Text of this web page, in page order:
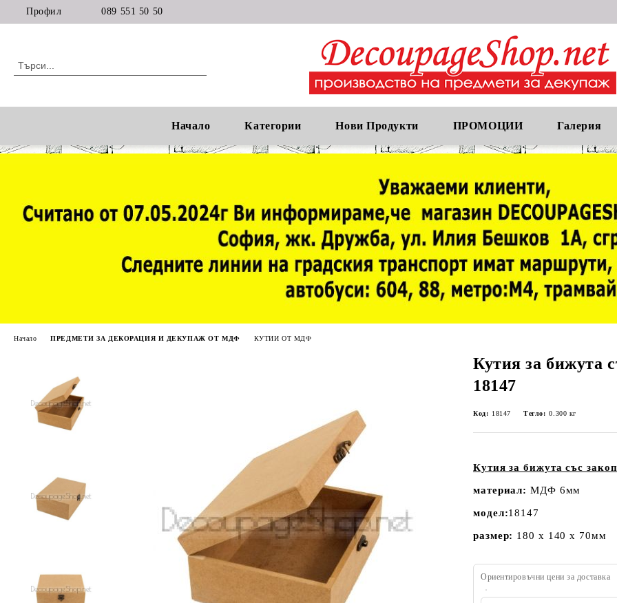
Профил 089 551 50 50
Начало Категории Нови Продукти ПРОМОЦИИ Галерия
Начало ПРЕДМЕТИ ЗА ДЕКОРАЦИЯ И ДЕКУПАЖ ОТ МДФ КУТИИ ОТ МДФ
Кутия за бижута
18147
Код: 18147 Тегло: 0.300 кг
Кутия за бижута със
материал: МДФ 6мм
модел:18147
размер: 180 х 140 х 70мм
Ориентировъчни цени за доставка